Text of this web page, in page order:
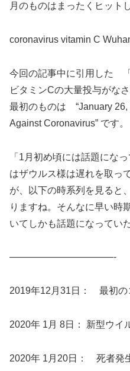
月のものはまったくヒット
coronavirus vitamin C
今回の記事中に引用した
ビタミンCの大量投与がな
最初のものは “January 26,
Against Coronavirus” です。
「1月初め頃には話題にな
はザウルス様は遅れを取
が、以下の時系列を見ると
りますね。そんなに早い時
いてしかも話題になってい
———————————-
2019年12月31日： 最初の
2020年 1月 8日： 新型ウイ
2020年 1月20日： 死者発